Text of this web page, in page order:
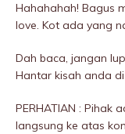
Hahahahah! Bagus
love. Kot ada yang
Dah baca, jangan
Hantar kisah anda
PERHATIAN : Pihak
langsung ke atas